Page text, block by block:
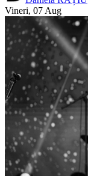
Vineri, 07 Aug